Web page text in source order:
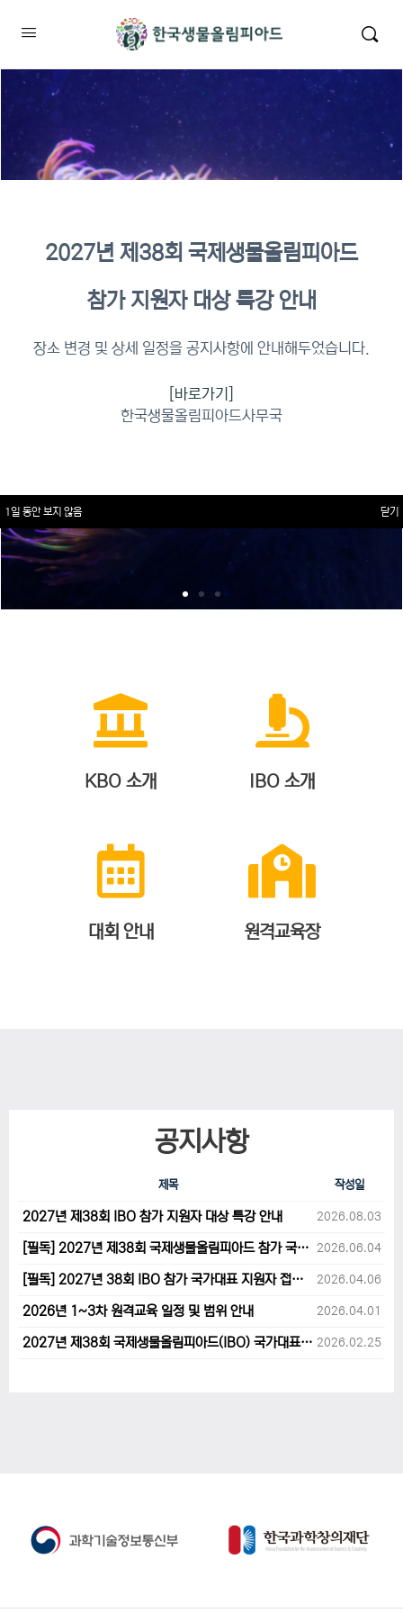
이수증명서 확인 바로가기
KBO 소개 IBO 소개
대회 안내 원격교육장
공지사항
제목 작성일
2027년 제38회 IBO 참가 지원자 대상 특강 안내 2026.08.03
[필독] 2027년 제38회 국제생물올림피아드 참가 국가대표 1차후보자 선발고사 범위 및 일정 안내 2026.06.04
[필독] 2027년 38회 IBO 참가 국가대표 지원자 접수 마감 및 원격교육 관련 공지사항 안내입니다. 2026.04.06
2026년 1~3차 원격교육 일정 및 범위 안내 2026.04.01
2027년 제38회 국제생물올림피아드(IBO) 국가대표 후보자 지원 안내 2026.02.25
2027년 제38회 국제생물올림피아드
참가 지원자 대상 특강 안내
장소 변경 및 상세 일정을 공지사항에 안내해두었습니다.
[바로가기]
한국생물올림피아드사무국
1일 동안 보지 않음 닫기